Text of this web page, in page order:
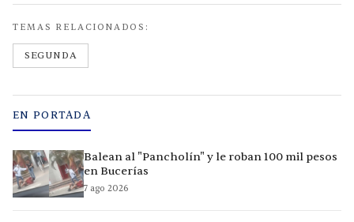
TEMAS RELACIONADOS:
SEGUNDA
EN PORTADA
Balean al "Pancholín" y le roban 100 mil pesos
en Bucerías
7 ago 2026